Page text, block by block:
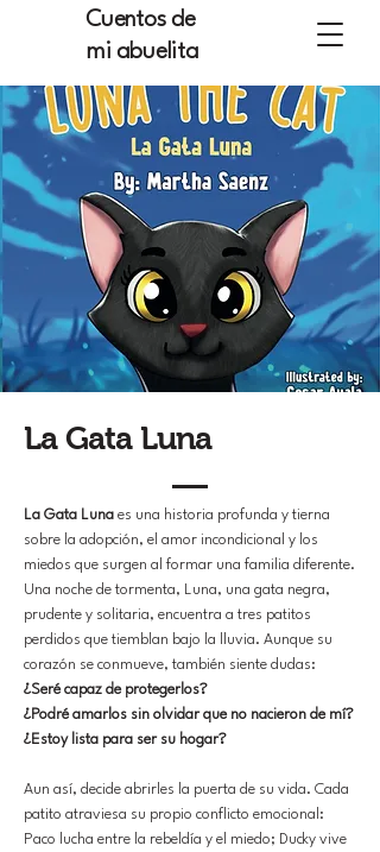
Cuentos de
mi abuelita
La Gata Luna
La Gata Luna es una historia profunda y tierna
sobre la adopción, el amor incondicional y los
miedos que surgen al formar una familia diferente.
Una noche de tormenta, Luna, una gata negra,
prudente y solitaria, encuentra a tres patitos
perdidos que tiemblan bajo la lluvia. Aunque su
corazón se conmueve, también siente dudas:
¿Seré capaz de protegerlos?
¿Podré amarlos sin olvidar que no nacieron de mí?
¿Estoy lista para ser su hogar?
Aun así, decide abrirles la puerta de su vida. Cada
patito atraviesa su propio conflicto emocional:
Paco lucha entre la rebeldía y el miedo; Ducky vive